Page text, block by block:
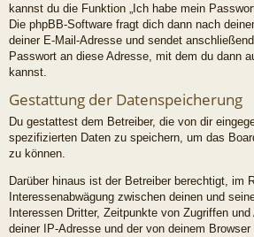
kannst du die Funktion „Ich habe mein
Die phpBB-Software fragt dich dann nach
deiner E-Mail-Adresse und sendet
Passwort an diese Adresse, mit dem du dann
kannst.
Gestattung der Datenspeicherung
Du gestattest dem Betreiber, die von dir
spezifizierten Daten zu speichern, um das
zu können.
Darüber hinaus ist der Betreiber berechtigt, im
Interessenabwägung zwischen deinen und
Interessen Dritter, Zeitpunkte von Zugriffen
deiner IP-Adresse und der von deinem